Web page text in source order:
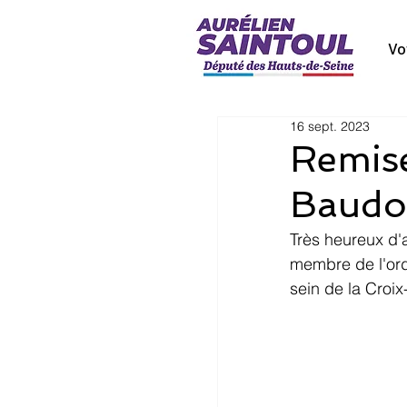
16 sept. 2023
Très heureux
membre de
sein de la